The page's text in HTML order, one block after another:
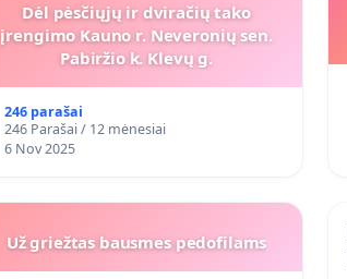
Dėl pėsčiųjų ir dviračių tako
įrengimo Kauno r. Neveronių sen.
Pabiržio k. Klevų g.
246 parašai
246 Parašai / 12 mėnesiai
6 Nov 2025
Už griežtas bausmes pedofilams